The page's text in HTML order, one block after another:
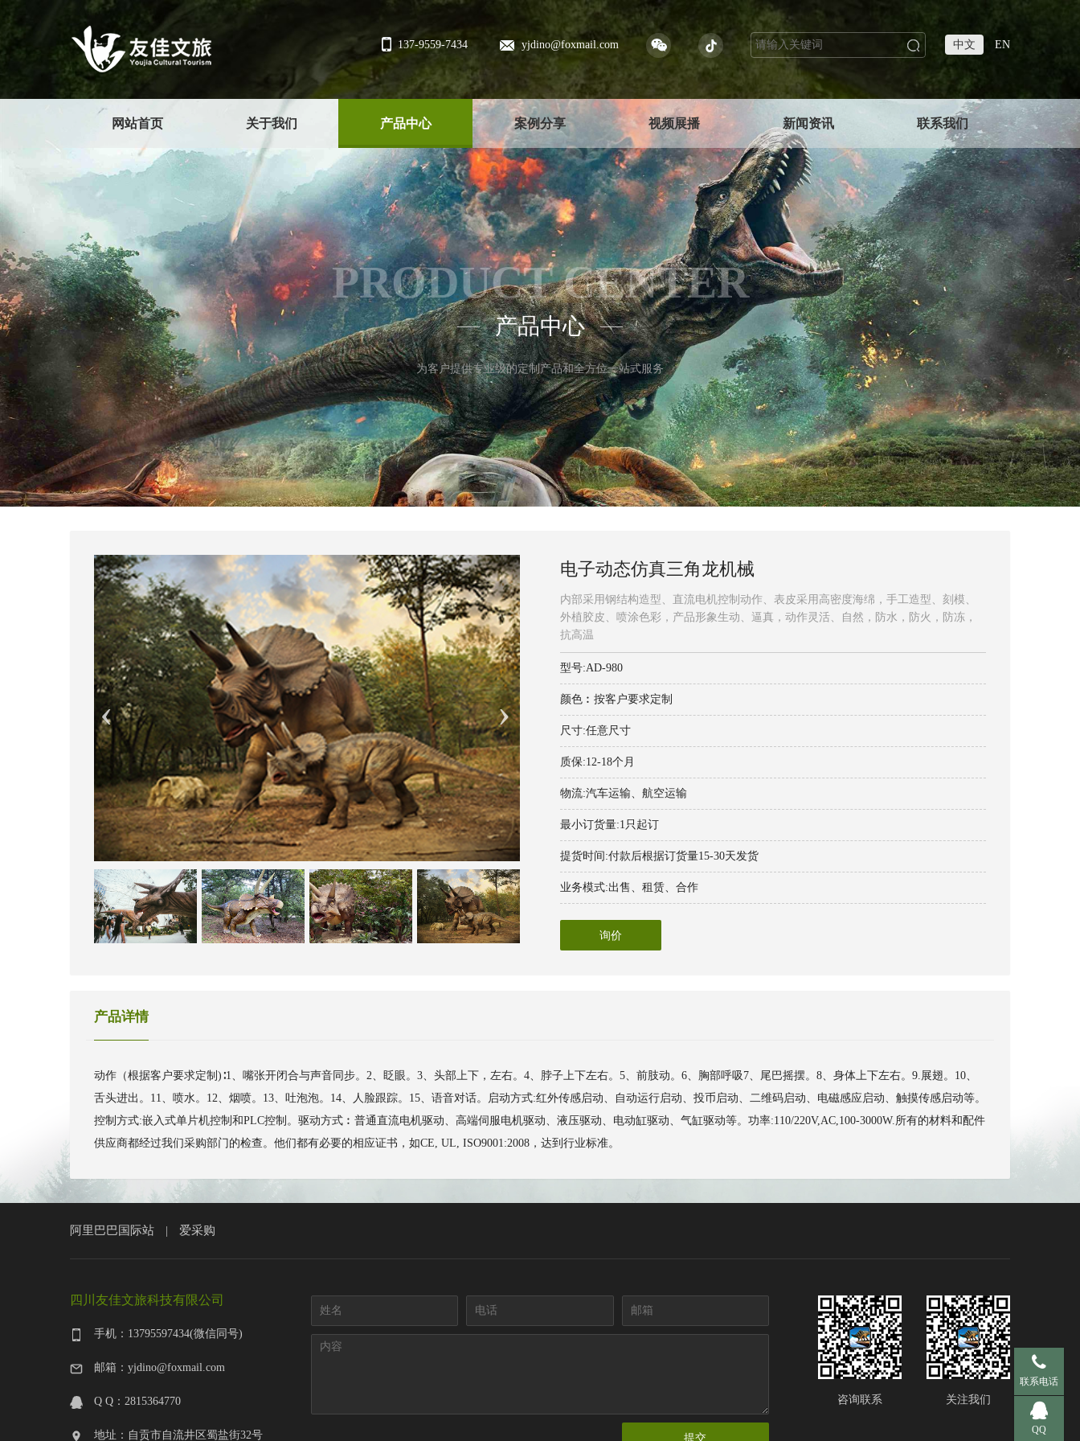
137-9559-7434 yjdino@foxmail.com 中文 EN
网站首页 关于我们 产品中心 案例分享 视频展播 新闻资讯 联系我们
PRODUCT CENTER
—— 产品中心 ——
为客户提供专业级的定制产品和全方位一站式服务
电子动态仿真三角龙机械
内部采用钢结构造型、直流电机控制动作、表皮采用高密度海绵，手工造型、刻模、
外植胶皮、喷涂色彩，产品形象生动、逼真，动作灵活、自然，防水，防火，防冻，
抗高温
型号:AD-980
颜色︰按客户要求定制
尺寸:任意尺寸
质保:12-18个月
物流:汽车运输、航空运输
最小订货量:1只起订
提货时间:付款后根据订货量15-30天发货
业务模式:出售、租赁、合作
询价
产品详情
动作（根据客户要求定制)∶1、嘴张开闭合与声音同步。2、眨眼。3、头部上下，左右。4、脖子上下左右。5、前肢动。6、胸部呼吸7、尾巴摇摆。8、身体上下左右。9.展翅。10、
舌头进出。11、喷水。12、烟喷。13、吐泡泡。14、人脸跟踪。15、语音对话。启动方式:红外传感启动、自动运行启动、投币启动、二维码启动、电磁感应启动、触摸传感启动等。
控制方式:嵌入式单片机控制和PLC控制。驱动方式︰普通直流电机驱动、高端伺服电机驱动、液压驱动、电动缸驱动、气缸驱动等。功率:110/220V,AC,100-3000W.所有的材料和配件
供应商都经过我们采购部门的检查。他们都有必要的相应证书，如CE, UL, ISO9001:2008，达到行业标准。
阿里巴巴国际站 爱采购
四川友佳文旅科技有限公司
手机：13795597434(微信同号)
邮箱：yjdino@foxmail.com
Q Q：2815364770
地址：自贡市自流井区蜀盐街32号
咨询联系 关注我们
提交
联系电话
手机 137-
QQ
QQ